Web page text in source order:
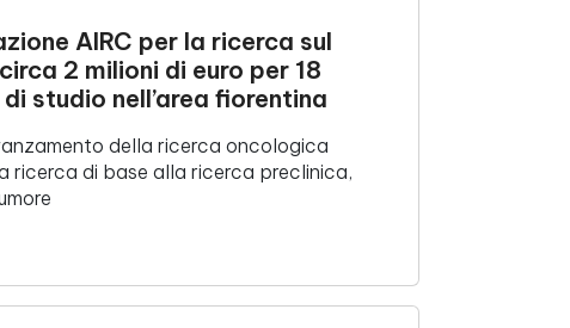
AIRC per la ricerca sul
2 milioni di euro per 18
studio nell’area fiorentina
della ricerca oncologica
ricerca di base alla ricerca preclinica,